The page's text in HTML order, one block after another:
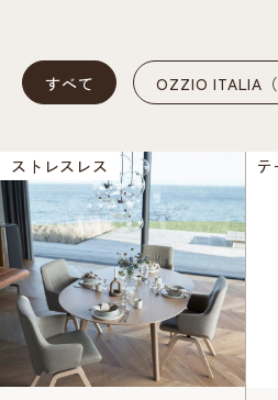
すべて OZZIO ITALIA
ストレスレス テ